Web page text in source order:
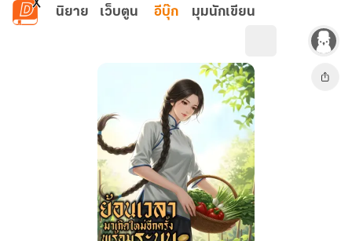
ข้ามไปยังเนื้อหาหลัก
นิยาย เว็บตูน อีบุ๊ก มุมนักเขียน